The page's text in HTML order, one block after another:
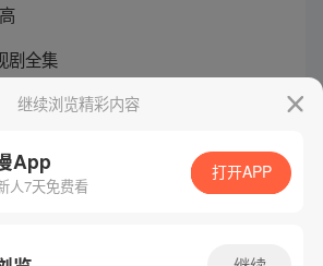
剧全集
是谁的女儿
继续浏览精彩内容
App
人7天免费看
打开APP
/许可证号：粤B2-20090059-5